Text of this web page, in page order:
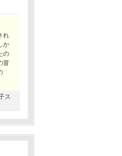
れ
か
の
冒
ス